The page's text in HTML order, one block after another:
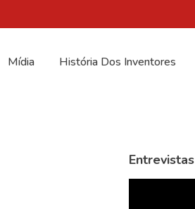
Mídia História Dos Inventores
Entrevistas